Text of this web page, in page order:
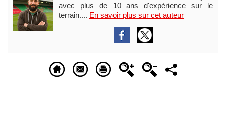
avec plus de 10 ans d'expérience sur le
terrain.... En savoir plus sur cet auteur